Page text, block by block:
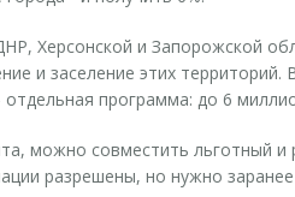
Херсонской и Запорожской
и заселение этих
отдельная программа: до 6
можно совместить льготный
разрешены, но нужно